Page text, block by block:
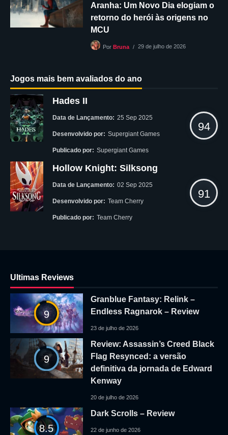
Aranha: Um Novo Dia elogiam o
retorno do herói às origens no
MCU
Por Bruna 29 de julho de 2026
Jogos mais bem avaliados do ano
Hades II
Data de Lançamento: 25 Sep 2025
Desenvolvido por: Supergiant Games
Publicado por: Supergiant Games
94
Hollow Knight: Silksong
Data de Lançamento: 02 Sep 2025
Desenvolvido por: Team Cherry
Publicado por: Team Cherry
91
Ultimas Reviews
9
Granblue Fantasy: Relink –
Endless Ragnarok – Review
23 de julho de 2026
9
Review: Assassin’s Creed Black
Flag Resynced: a versão
definitiva da jornada de Edward
Kenway
20 de julho de 2026
8.5
Dark Scrolls – Review
22 de junho de 2026